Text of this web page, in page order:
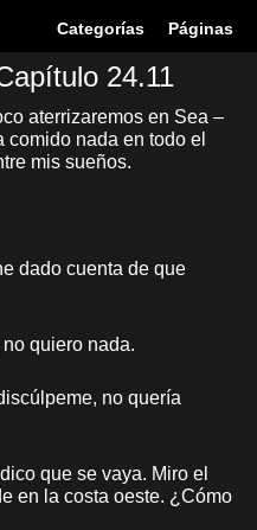
Categorías Páginas
24.11
aterrizaremos en Sea –
nada en todo el
mis sueños.
dado cuenta de que
quiero nada.
no quería
que se vaya. Miro el
en la costa oeste. ¿Cómo